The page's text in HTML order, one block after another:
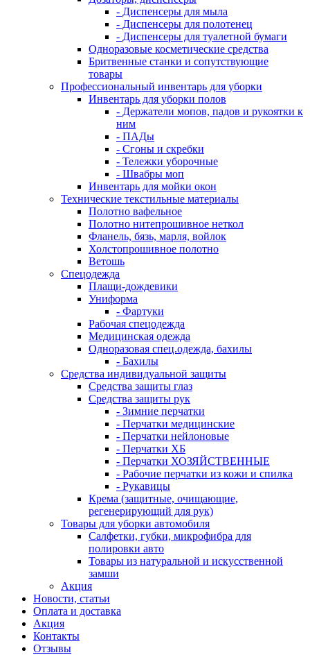
- Диспенсеры для мыла
- Диспенсеры для полотенец
- Диспенсеры для туалетной бумаги
Одноразовые косметические средства
Бритвенные станки и сопутствующие
товары
Профессиональный инвентарь для уборки
Инвентарь для уборки полов
- Держатели мопов, падов и рукоятки к
ним
- ПАДы
- Сгоны и скребки
- Тележки уборочные
- Швабры моп
Инвентарь для мойки окон
Технические текстильные материалы
Полотно вафельное
Полотно нитепрошивное неткол
Фланель, бязь, марля, войлок
Холстопрошивное полотно
Ветошь
Спецодежда
Плащи-дождевики
Униформа
- Фартуки
Рабочая спецодежда
Медицинская одежда
Одноразовая спец.одежда, бахилы
- Бахилы
Средства индивидуальной защиты
Средства защиты глаз
Средства защиты рук
- Зимние перчатки
- Перчатки медицинские
- Перчатки нейлоновые
- Перчатки ХБ
- Перчатки ХОЗЯЙСТВЕННЫЕ
- Рабочие перчатки из кожи и спилка
- Рукавицы
Крема (защитные, очищающие,
регенерирующий для рук)
Товары для уборки автомобиля
Салфетки, губки, микрофибра для
полировки авто
Товары из натуральной и искусственной
замши
Акция
Новости, статьи
Оплата и доставка
Акция
Контакты
Отзывы